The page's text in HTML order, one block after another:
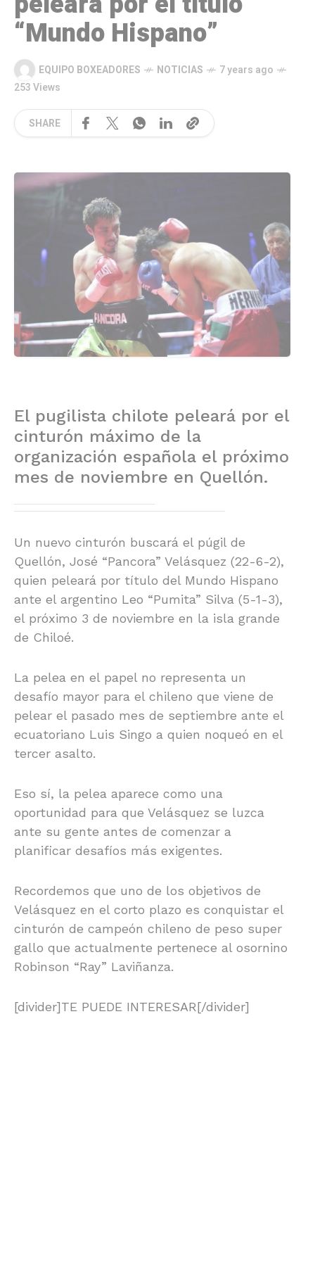
“Mundo Hispano”
EQUIPO BOXEADORES NOTICIAS
7 years ago
253 Views
SHARE
El pugilista chilote peleará por el
cinturón máximo de la
organización española el próximo
mes de noviembre en Quellón.
Un nuevo cinturón buscará el púgil de
Quellón, José “Pancora” Velásquez (22-6-2),
quien peleará por título del Mundo Hispano
ante el argentino Leo “Pumita” Silva (5-1-3),
el próximo 3 de noviembre en la isla grande
de Chiloé.
La pelea en el papel no representa un
desafío mayor para el chileno que viene de
pelear el pasado mes de septiembre ante el
ecuatoriano Luis Singo a quien noqueó en el
tercer asalto.
Eso sí, la pelea aparece como una
oportunidad para que Velásquez se luzca
ante su gente antes de comenzar a
planificar desafíos más exigentes.
Recordemos que uno de los objetivos de
Velásquez en el corto plazo es conquistar el
cinturón de campeón chileno de peso super
gallo que actualmente pertenece al osornino
Robinson “Ray” Laviñanza.
[divider]TE PUEDE INTERESAR[/divider]